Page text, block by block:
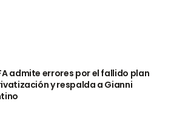
admite errores por el fallido plan
y respalda a Gianni